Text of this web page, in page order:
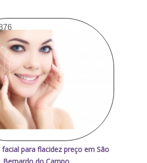
para flacidez preço em São